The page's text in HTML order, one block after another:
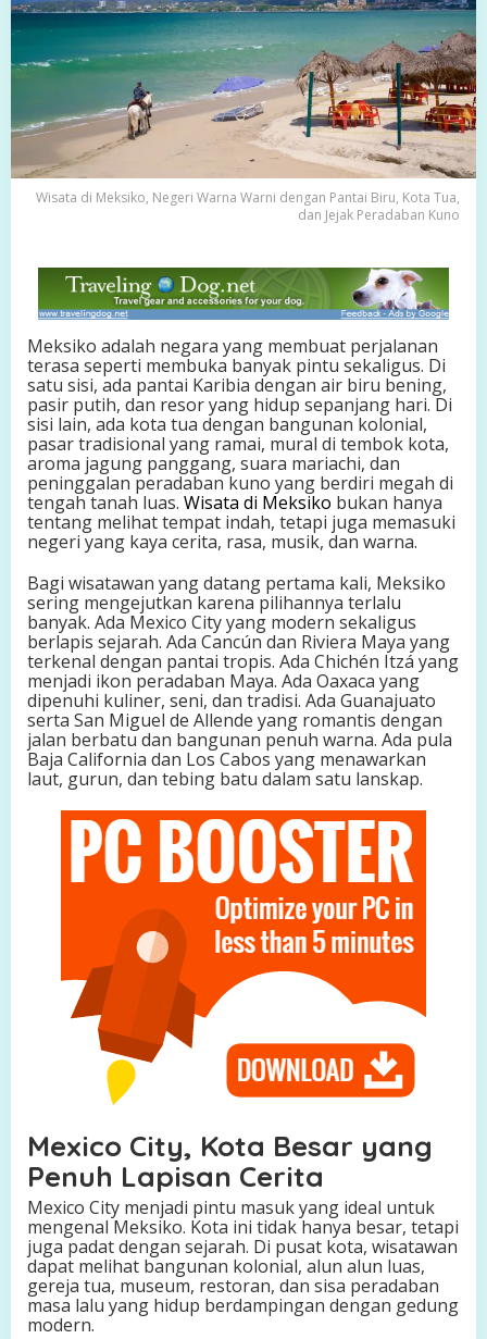
o
,
N
e
g
e
a
r
W
a
r
i
d
e
n
g
a
n
P
a
n
t
i
B
i
r
u
,
K
o
a
T
a
d
a
J
a
k
e
a
n
K
u
n
o
Wisata di Meksiko, Negeri Warna Warni dengan Pantai Biru, Kota Tua,
dan Jejak Peradaban Kuno
Meksiko adalah negara yang membuat perjalanan
terasa seperti membuka banyak pintu sekaligus. Di
satu sisi, ada pantai Karibia dengan air biru bening,
pasir putih, dan resor yang hidup sepanjang hari. Di
sisi lain, ada kota tua dengan bangunan kolonial,
pasar tradisional yang ramai, mural di tembok kota,
aroma jagung panggang, suara mariachi, dan
peninggalan peradaban kuno yang berdiri megah di
tengah tanah luas. Wisata di Meksiko bukan hanya
tentang melihat tempat indah, tetapi juga memasuki
negeri yang kaya cerita, rasa, musik, dan warna.
Bagi wisatawan yang datang pertama kali, Meksiko
sering mengejutkan karena pilihannya terlalu
banyak. Ada Mexico City yang modern sekaligus
berlapis sejarah. Ada Cancún dan Riviera Maya yang
terkenal dengan pantai tropis. Ada Chichén Itzá yang
menjadi ikon peradaban Maya. Ada Oaxaca yang
dipenuhi kuliner, seni, dan tradisi. Ada Guanajuato
serta San Miguel de Allende yang romantis dengan
jalan berbatu dan bangunan penuh warna. Ada pula
Baja California dan Los Cabos yang menawarkan
laut, gurun, dan tebing batu dalam satu lanskap.
Mexico City, Kota Besar yang
Penuh Lapisan Cerita
Mexico City menjadi pintu masuk yang ideal untuk
mengenal Meksiko. Kota ini tidak hanya besar, tetapi
juga padat dengan sejarah. Di pusat kota, wisatawan
dapat melihat bangunan kolonial, alun alun luas,
gereja tua, museum, restoran, dan sisa peradaban
masa lalu yang hidup berdampingan dengan gedung
modern.